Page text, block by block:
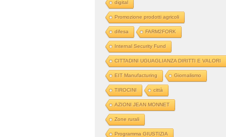
digital
Promozione prodotti agricoli
difesa FARM2FORK
Internal Security Fund
CITTADINI UGUAGLIANZA DIRITTI E VALORI
EIT Manufacturing Giornalismo
TIROCINI città
AZIONI JEAN MONNET
Zone rurali
Programma GIUSTIZIA